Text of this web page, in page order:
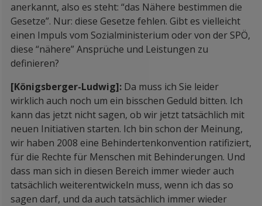
anerkannt, also es steht: “das Nähere bestimmen die
Gesetze”. Nur: diese Gesetze fehlen. Gibt es vielleicht
einen Impuls vom Sozialministerium oder von der SPÖ,
diese “nähere” Ansprüche und Leistungen zu
definieren?
[Königsberger-Ludwig]: Da muss ich Sie leider
wirklich auch noch um ein bisschen Geduld bitten. Ich
kann das jetzt nicht sagen, ob wir jetzt tatsächlich mit
neuen Initiativen starten. Ich bin schon der Meinung,
wir haben 2008 eine Behindertenkonvention ratifiziert,
für die Rechte für Menschen mit Behinderungen. Und
dass man sich in diesen Bereich immer wieder auch
tatsächlich weiterentwickeln muss, wenn ich das so
sagen darf, und da auch tatsächlich immer wieder